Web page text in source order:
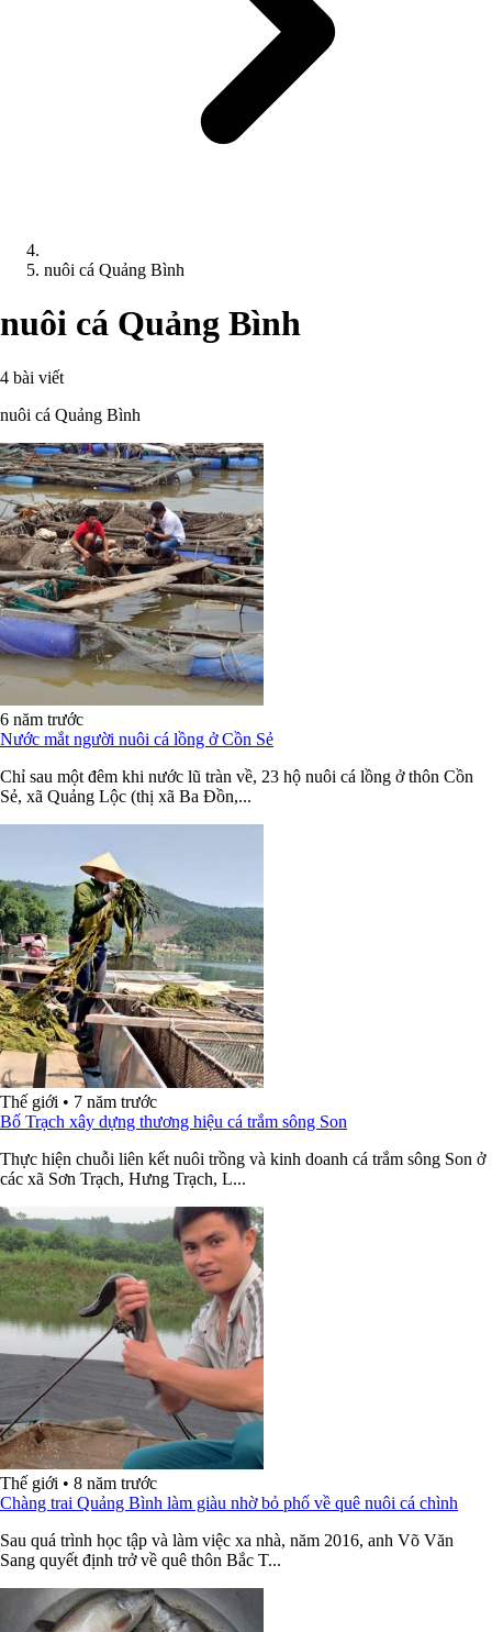
nuôi cá Quảng Bình
nuôi cá Quảng Bình
4 bài viết
nuôi cá Quảng Bình
6 năm trước
Nước mắt người nuôi cá lồng ở Cồn Sẻ
Chỉ sau một đêm khi nước lũ tràn về, 23 hộ nuôi cá lồng ở thôn Cồn
Sẻ, xã Quảng Lộc (thị xã Ba Đồn,...
Thế giới • 7 năm trước
Bố Trạch xây dựng thương hiệu cá trắm sông Son
Thực hiện chuỗi liên kết nuôi trồng và kinh doanh cá trắm sông Son ở
các xã Sơn Trạch, Hưng Trạch, L...
Thế giới • 8 năm trước
Chàng trai Quảng Bình làm giàu nhờ bỏ phố về quê nuôi cá chình
Sau quá trình học tập và làm việc xa nhà, năm 2016, anh Võ Văn
Sang quyết định trở về quê thôn Bắc T...